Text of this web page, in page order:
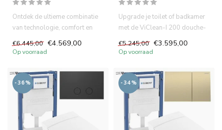
Ontdek de ultieme combinatie
van technologie, comfort en
stijl met de Villeroy &...
€6.445,00 €4.569,00
Op voorraad
Upgrade je toilet of badkamer
met de ViClean-I 200 douche-
wc, het betrouwbare Ge...
€5.245,00 €3.595,00
Op voorraad
-36% -34%